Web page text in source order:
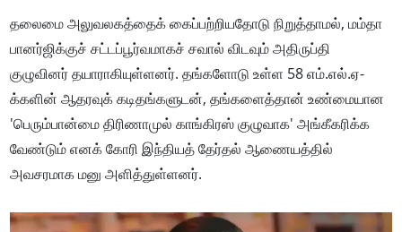
தலைமை அலுவலகத்தைக் கைப்பற்றியதோடு நிறுத்தாமல், மம்தா
பானர்ஜிக்குச் சட்டப்பூர்வமாகச் சவால் விடவும் அதிருப்தி
குழுவினர் தயாராகியுள்ளனர். தங்களோடு உள்ள 58 எம்.எல்.ஏ-
க்களின் ஆதரவுக் கடிதங்களுடன், தங்களைத்தான் உண்மையான
'பெரும்பான்மை திரிணாமுல் காங்கிரஸ் குழுவாக' அங்கீகரிக்க
வேண்டும் எனக் கோரி இந்தியத் தேர்தல் ஆணையத்தில்
அவசரமாக மனு அளித்துள்ளனர்.